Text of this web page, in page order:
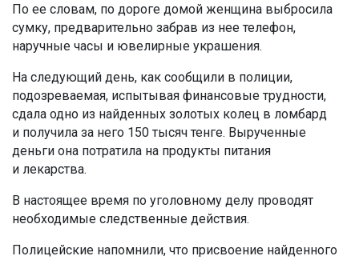
По ее словам, по дороге домой женщина выбросила
сумку, предварительно забрав из нее телефон,
наручные часы и ювелирные украшения.
На следующий день, как сообщили в полиции,
подозреваемая, испытывая финансовые трудности,
сдала одно из найденных золотых колец в ломбард
и получила за него 150 тысяч тенге. Вырученные
деньги она потратила на продукты питания
и лекарства.
В настоящее время по уголовному делу проводят
необходимые следственные действия.
Полицейские напомнили, что присвоение найденного